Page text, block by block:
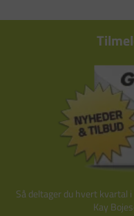
Så deltager du hvert
Kay